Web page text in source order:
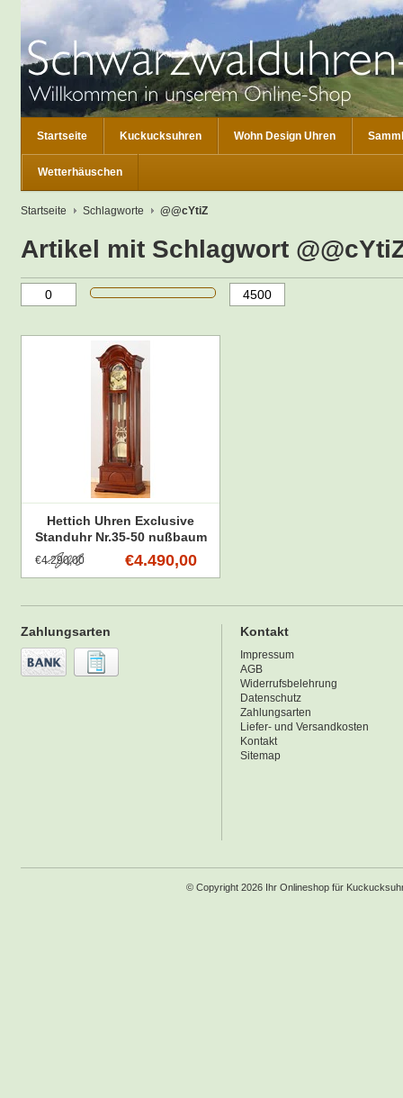
Startseite Kuckucksuhren Wohn Design Uhren
Wetterhäuschen
Startseite Schlagworte @@cYtiZ
Artikel mit Schlagwort
Hettich Uhren Exclusive
Standuhr Nr.35-50 nußbaum
lackiert mit im Schwarzwald
hergestellt€4.490,00
€4.290,00
Zahlungsarten Kontakt
Impressum
AGB
Widerrufsbelehrung
Datenschutz
Zahlungsarten
Liefer- und Versandkosten
Kontakt
Sitemap
© Copyright 2026 Ihr Onlineshop für